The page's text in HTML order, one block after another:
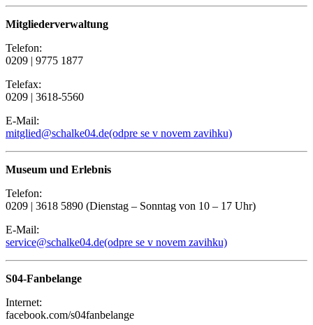
Mitgliederverwaltung
Telefon:
0209 | 9775 1877
Telefax:
0209 | 3618-5560
E-Mail:
mitglied@schalke04.de(odpre se v novem zavihku)
Museum und Erlebnis
Telefon:
0209 | 3618 5890 (Dienstag – Sonntag von 10 – 17 Uhr)
E-Mail:
service@schalke04.de(odpre se v novem zavihku)
S04-Fanbelange
Internet:
facebook.com/s04fanbelange